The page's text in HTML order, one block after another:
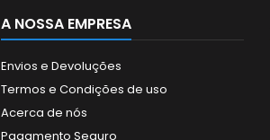
A NOSSA EMPRESA
Envios e Devoluções
Termos e Condições de uso
Acerca de nós
Pagamento Seguro